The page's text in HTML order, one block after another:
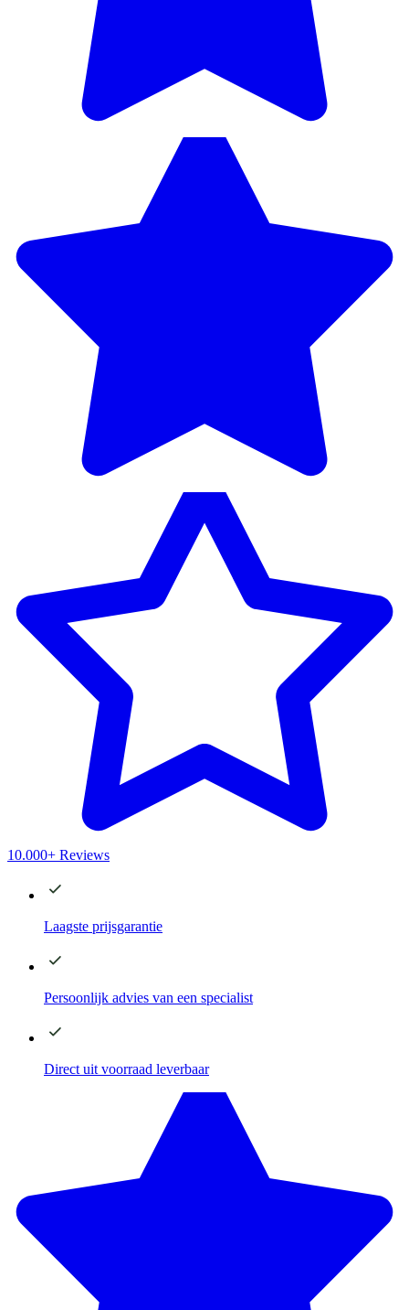
10.000+ Reviews
Laagste prijsgarantie
Persoonlijk advies van een specialist
Direct uit voorraad leverbaar